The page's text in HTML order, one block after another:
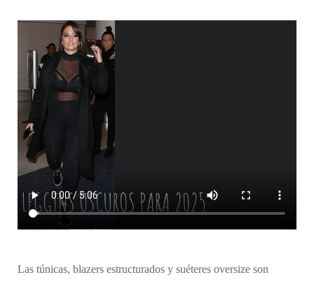
Las túnicas, blazers estructurados y suéteres oversize son